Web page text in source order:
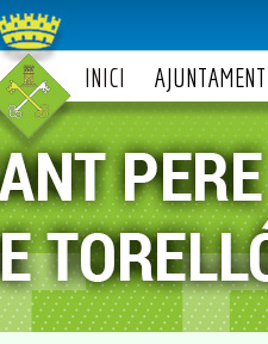
INICI AJUNTAMENT